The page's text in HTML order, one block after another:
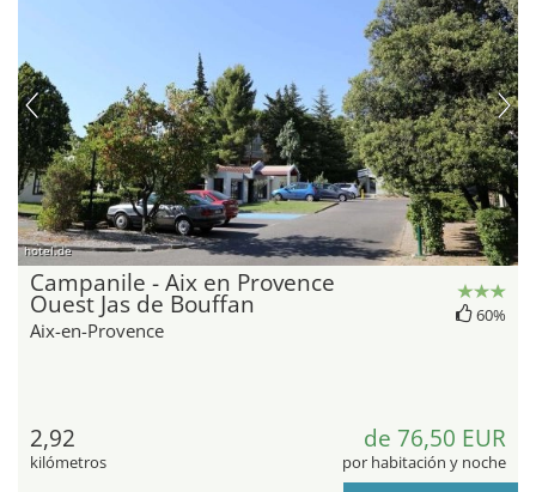
hotel.de
Campanile - Aix en Provence
Ouest Jas de Bouffan
Aix-en-Provence
60%
2,92
kilómetros
de 76,50 EUR
por habitación y noche